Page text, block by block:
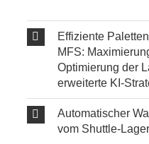
Effiziente
MFS:
Optimierung der
erweiterte KI-
Automatischer
vom Shuttle-